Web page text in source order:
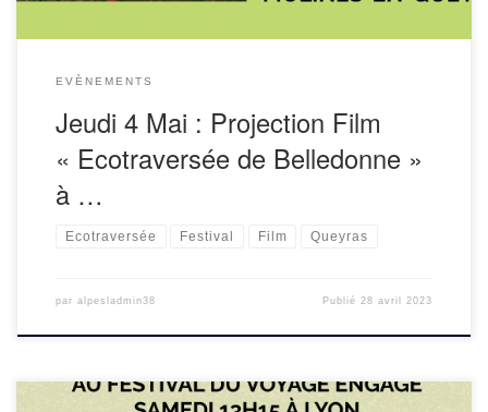
EVÈNEMENTS
Jeudi 4 Mai : Projection Film
« Ecotraversée de Belledonne »
à …
Ecotraversée Festival Film Queyras
par alpesladmin38 Publié28 avril 2023